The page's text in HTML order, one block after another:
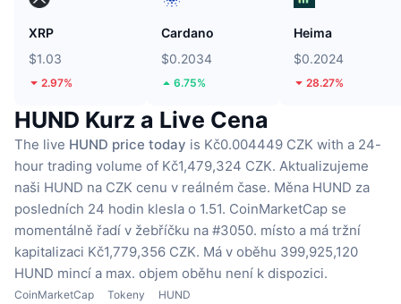
XRP
$1.03
2.97%
Cardano
$0.2034
6.75%
Heima
$0.2024
28.27%
HUND Kurz a Live Cena
The live HUND price today is Kč0.004449 CZK with a 24-
hour trading volume of Kč1,479,324 CZK. Aktualizujeme
naši HUND na CZK cenu v reálném čase. Měna HUND za
posledních 24 hodin klesla o 1.51. CoinMarketCap se
momentálně řadí v žebříčku na #3050. místo a má tržní
kapitalizaci Kč1,779,356 CZK. Má v oběhu 399,925,120
HUND mincí a max. objem oběhu není k dispozici.
CoinMarketCap Tokeny HUND